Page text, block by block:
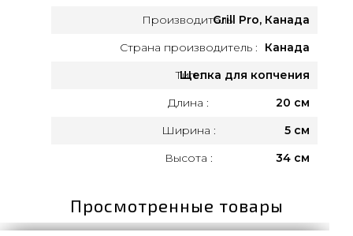
Производитель:Grill Pro, Канада
Страна производитель :
Канада
Тип :
Щепка для копчения
Длина :
20 см
Ширина :
5 см
Высота :
34 см
Просмотренные товары